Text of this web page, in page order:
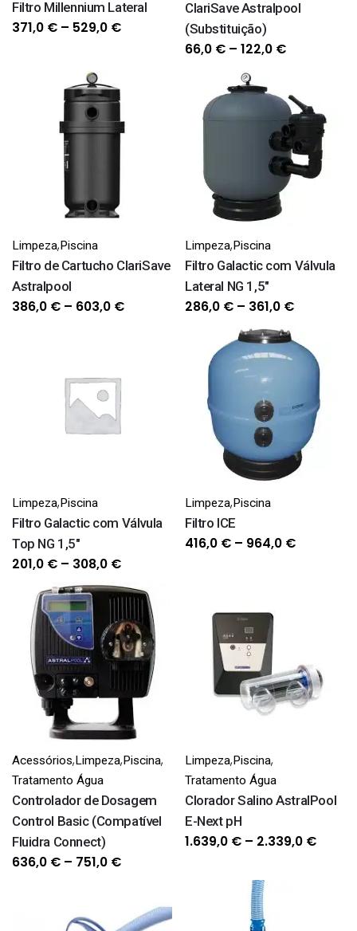
Filtro Millennium Lateral
371,0 € – 529,0 €Price
ClariSave Astralpool
(Substituição)
66,0 € – 122,0 €Price
through
122,0 €
Limpeza,Piscina
Filtro de Cartucho ClariSave
Astralpool
386,0 € – 603,0 €Price
Limpeza,Piscina
Filtro Galactic com Válvula
Lateral NG 1,5"
286,0 € – 361,0 €Price
286,0 €
through
Limpeza,Piscina
Filtro Galactic com Válvula
Top NG 1,5"
201,0 € – 308,0 €Price
range:
201,0 €
through
308,0 €
Limpeza,Piscina
Filtro ICE
416,0 € – 964,0 €Price
Acessórios,Limpeza,Piscina,
Tratamento Água
Controlador de Dosagem
Control Basic (Compatível
Fluidra Connect)
636,0 € – 751,0 €Price
through
Limpeza,Piscina,
Tratamento Água
Clorador Salino AstralPool
E-Next pH
1.639,0 € – 2.339,0 €Price